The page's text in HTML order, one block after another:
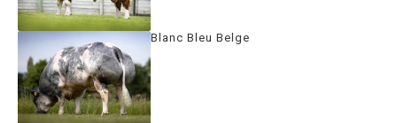
Blanc Bleu Belge